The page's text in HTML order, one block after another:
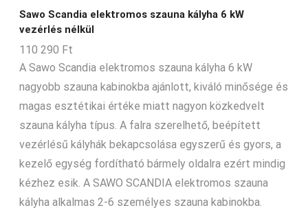
Sawo Scandia elektromos szauna kályha 6 kW
vezérlés nélkül
110 290 Ft
A Sawo Scandia elektromos szauna kályha 6 kW
nagyobb szauna kabinokba ajánlott, kiváló minősége és
magas esztétikai értéke miatt nagyon közkedvelt
szauna kályha típus. A falra szerelhető, beépített
vezérlésű kályhák bekapcsolása egyszerű és gyors, a
kezelő egység fordítható bármely oldalra ezért mindig
kézhez esik. A SAWO SCANDIA elektromos szauna
kályha alkalmas 2-6 személyes szauna kabinokba.